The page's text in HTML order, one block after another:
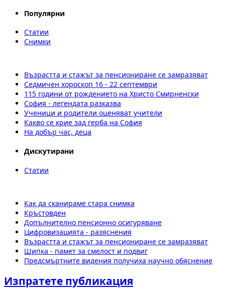
Популярни
Статии
Снимки
Възрастта и стажът за пенсиониране се замразяват
Седмичен хороскоп 16 - 22 септември
115 години от рождението на Христо Смирненски
София - легендата разказва
Ученици и родители оценяват учители
Какво се крие зад герба на София
На добър час, деца
Дискутирани
Статии
Как да сканираме стара снимка
Кръстовден
Допълнително пенсионно осигуряване
Цифровизацията - разяснения
Възрастта и стажът за пенсиониране се замразяват
Шипка - памет за смелост и подвиг
Предсмъртните видения получиха научно обяснение
Изпратете публикация